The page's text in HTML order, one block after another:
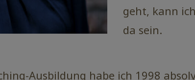
geht, kann
da sein.
Ausbildung habe ich 1998